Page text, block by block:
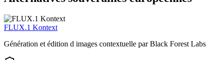
FLUX.1 Kontext
Génération et édition d images contextuelle par Black Forest Labs